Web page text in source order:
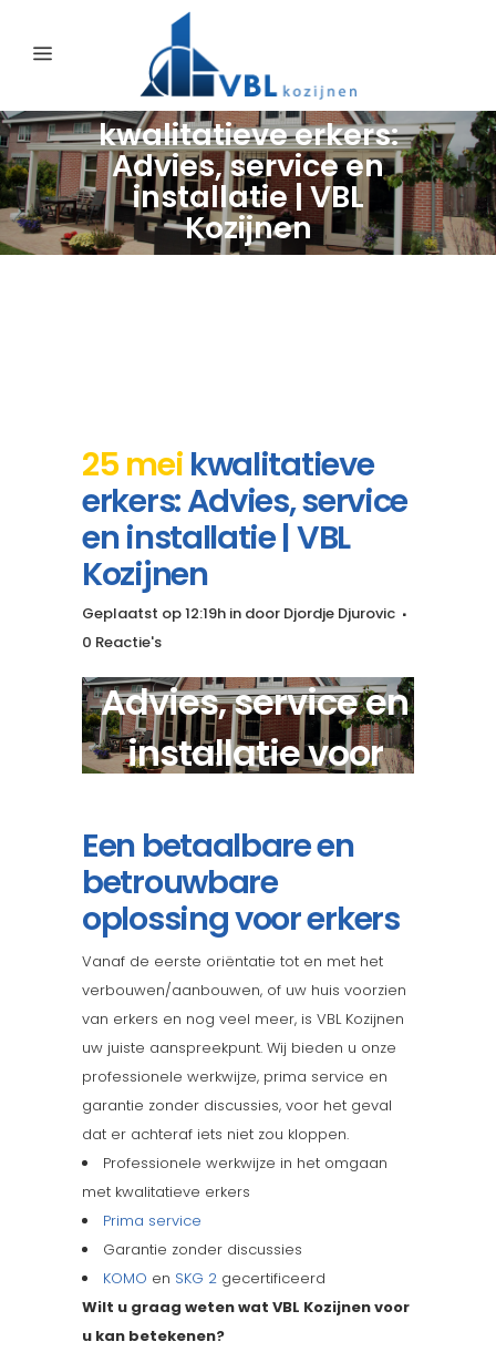
kwalitatieve erkers:
Advies, service en
installatie | VBL
Kozijnen
25 mei kwalitatieve
erkers: Advies, service
en installatie | VBL
Kozijnen
Geplaatst op 12:19h in door Djordje Djurovic
0 Reactie's
Advies, service en
installatie voor
Een betaalbare en
betrouwbare
oplossing voor erkers
Vanaf de eerste oriëntatie tot en met het
verbouwen/aanbouwen, of uw huis voorzien
van erkers en nog veel meer, is VBL Kozijnen
uw juiste aanspreekpunt. Wij bieden u onze
professionele werkwijze, prima service en
garantie zonder discussies, voor het geval
dat er achteraf iets niet zou kloppen.
Professionele werkwijze in het omgaan
met kwalitatieve erkers
Prima service
Garantie zonder discussies
KOMO en SKG 2 gecertificeerd
Wilt u graag weten wat VBL Kozijnen voor
u kan betekenen?